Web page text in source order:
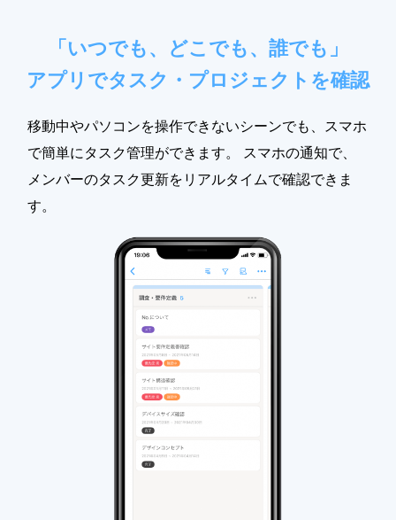
「いつでも、どこでも、誰でも」
アプリでタスク・プロジェクトを確認
移動中やパソコンを操作できないシーンでも、スマホ
で簡単にタスク管理ができます。 スマホの通知で、
メンバーのタスク更新をリアルタイムで確認できま
す。